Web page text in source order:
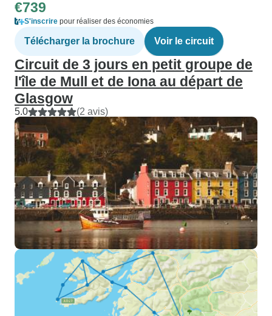
€739
S'inscrire pour réaliser des économies
Télécharger la brochure Voir le circuit
Circuit de 3 jours en petit groupe de
l'île de Mull et de Iona au départ de
Glasgow
5.0 (2 avis)